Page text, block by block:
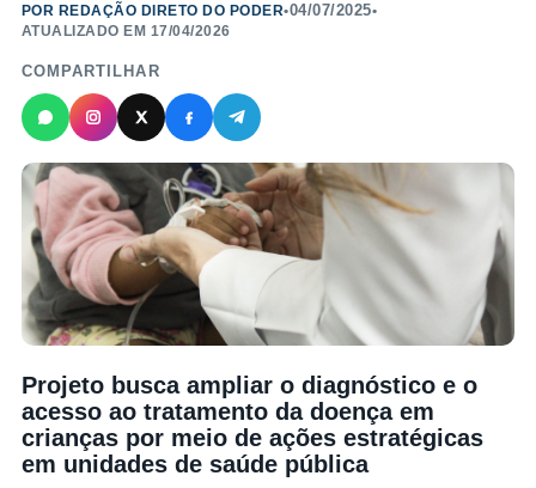
POR REDAÇÃO DIRETO DO PODER•04/07/2025•
ATUALIZADO EM 17/04/2026
COMPARTILHAR
Projeto busca ampliar o diagnóstico e o
acesso ao tratamento da doença em
crianças por meio de ações estratégicas
em unidades de saúde pública